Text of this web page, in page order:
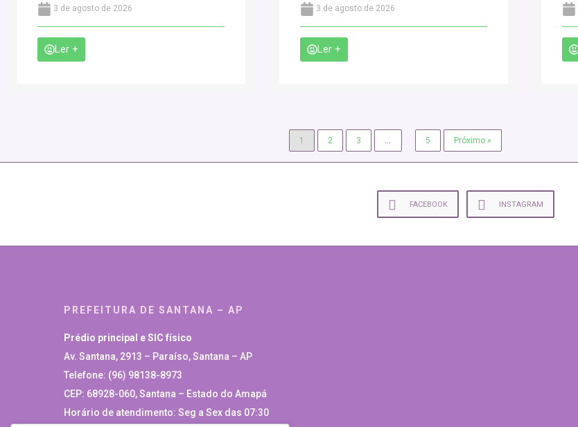
3 de agosto de 2026
Ler +
3 de agosto de 2026
Ler +
1 2 3 … 5 Próximo »
FACEBOOK INSTAGRAM
PREFEITURA DE SANTANA – AP
Prédio principal e SIC físico
Av. Santana, 2913 – Paraíso, Santana – AP
Telefone: (96) 98138-8973
CEP: 68928-060, Santana – Estado do Amapá
Horário de atendimento: Seg a Sex das 07:30